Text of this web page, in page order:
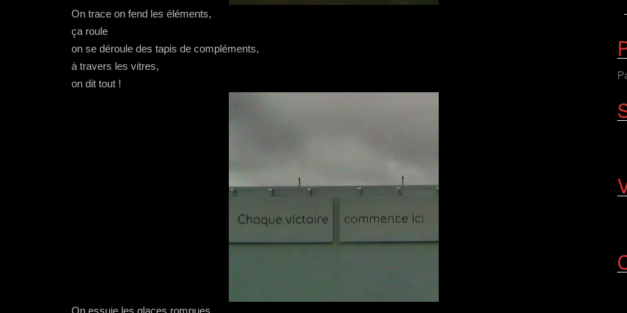
On trace on fend les éléments,
ça roule
on se déroule des tapis de compléments,
à travers les vitres,
on dit tout !
On essuie les glaces rompues,